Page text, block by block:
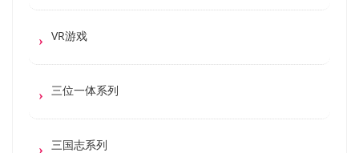
VR游戏
三位一体系列
三国志系列